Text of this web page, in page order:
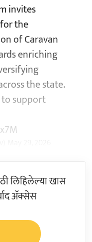
invites
the
of Caravan
enriching
the state.
support
लिहिलेल्या खास
ॲक्सेस